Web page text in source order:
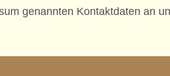
genannten Kontaktdaten an